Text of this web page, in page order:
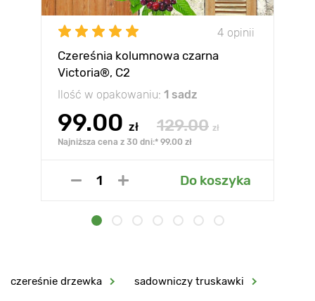
4 opinii
Czereśnia kolumnowa czarna
Victoria®, C2
Ilość w opakowaniu: 1 sadz
99.00 zł 129.00 zł
Najniższa cena z 30 dni:* 99.00 zł
Do koszyka
czereśnie drzewka sadowniczy truskawki